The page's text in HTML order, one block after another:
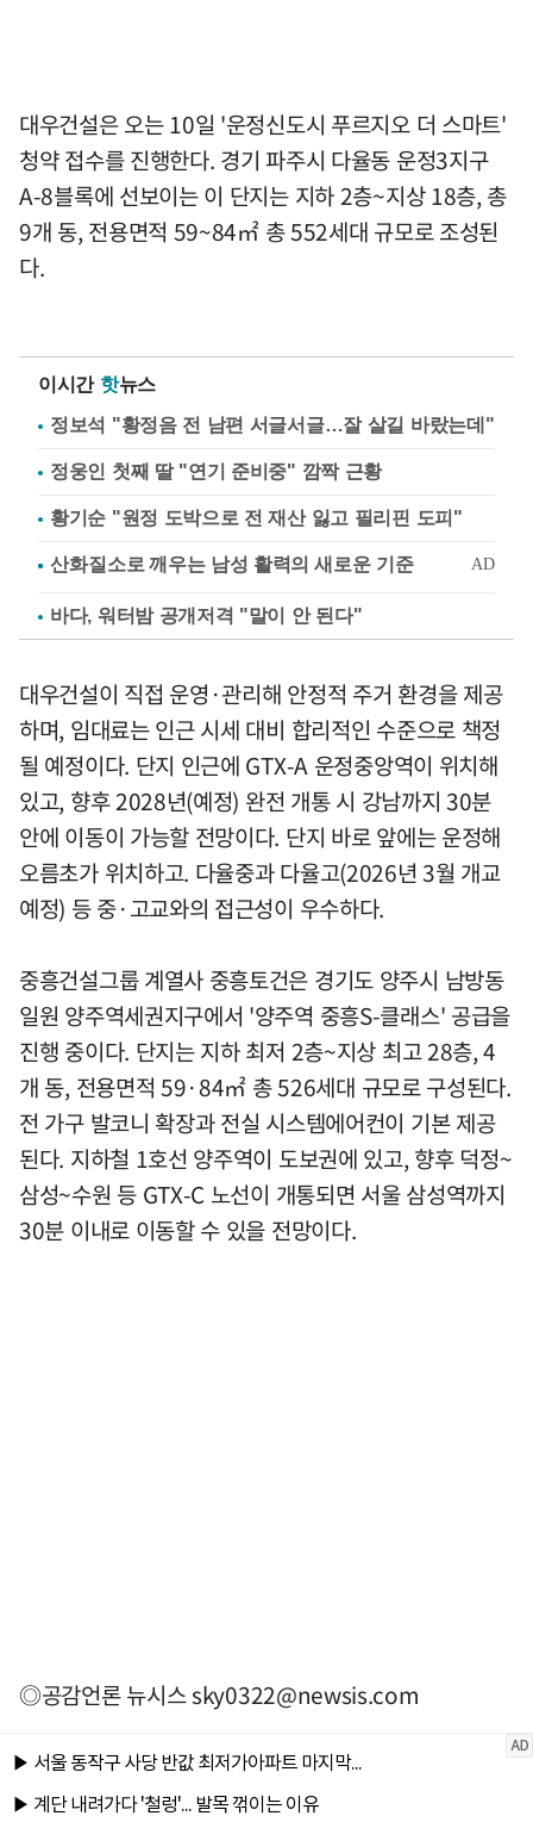
대우건설은 오는 10일 '운정신도시 푸르지오 더 스마트'
청약 접수를 진행한다. 경기 파주시 다율동 운정3지구
A-8블록에 선보이는 이 단지는 지하 2층~지상 18층, 총
9개 동, 전용면적 59~84㎡ 총 552세대 규모로 조성된
다.
이시간 핫뉴스
정보석 "황정음 전 남편 서글서글…잘 살길 바랐는데"
정웅인 첫째 딸 "연기 준비중" 깜짝 근황
황기순 "원정 도박으로 전 재산 잃고 필리핀 도피"
바다, 워터밤 공개저격 "말이 안 된다"
대우건설이 직접 운영·관리해 안정적 주거 환경을 제공
하며, 임대료는 인근 시세 대비 합리적인 수준으로 책정
될 예정이다. 단지 인근에 GTX-A 운정중앙역이 위치해
있고, 향후 2028년(예정) 완전 개통 시 강남까지 30분
안에 이동이 가능할 전망이다. 단지 바로 앞에는 운정해
오름초가 위치하고. 다율중과 다율고(2026년 3월 개교
예정) 등 중·고교와의 접근성이 우수하다.
중흥건설그룹 계열사 중흥토건은 경기도 양주시 남방동
일원 양주역세권지구에서 '양주역 중흥S-클래스' 공급을
진행 중이다. 단지는 지하 최저 2층~지상 최고 28층, 4
개 동, 전용면적 59·84㎡ 총 526세대 규모로 구성된다.
전 가구 발코니 확장과 전실 시스템에어컨이 기본 제공
된다. 지하철 1호선 양주역이 도보권에 있고, 향후 덕정~
삼성~수원 등 GTX-C 노선이 개통되면 서울 삼성역까지
30분 이내로 이동할 수 있을 전망이다.
◎공감언론 뉴시스sky0322@newsis.com